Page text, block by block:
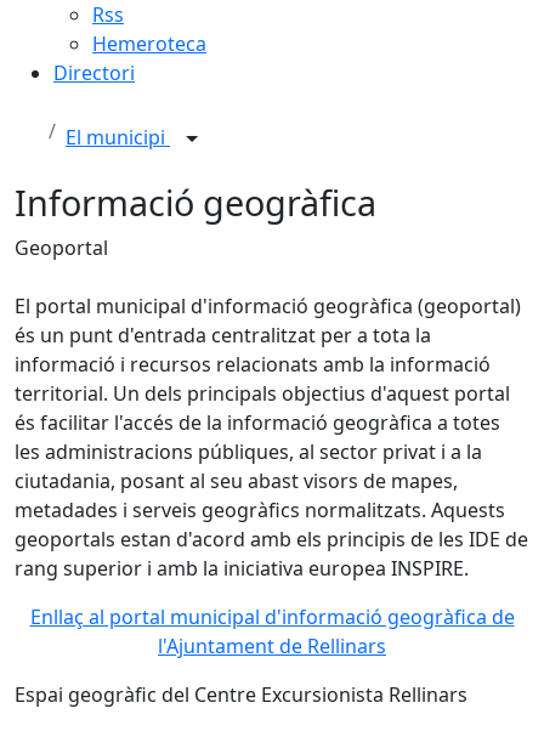
Rss
Hemeroteca
Directori
El municipi
Informació geogràfica
Geoportal
El portal municipal d'informació geogràfica (geoportal)
és un punt d'entrada centralitzat per a tota la
informació i recursos relacionats amb la informació
territorial. Un dels principals objectius d'aquest portal
és facilitar l'accés de la informació geogràfica a totes
les administracions públiques, al sector privat i a la
ciutadania, posant al seu abast visors de mapes,
metadades i serveis geogràfics normalitzats. Aquests
geoportals estan d'acord amb els principis de les IDE de
rang superior i amb la iniciativa europea INSPIRE.
Enllaç al portal municipal d'informació geogràfica de
l'Ajuntament de Rellinars
Espai geogràfic del Centre Excursionista Rellinars